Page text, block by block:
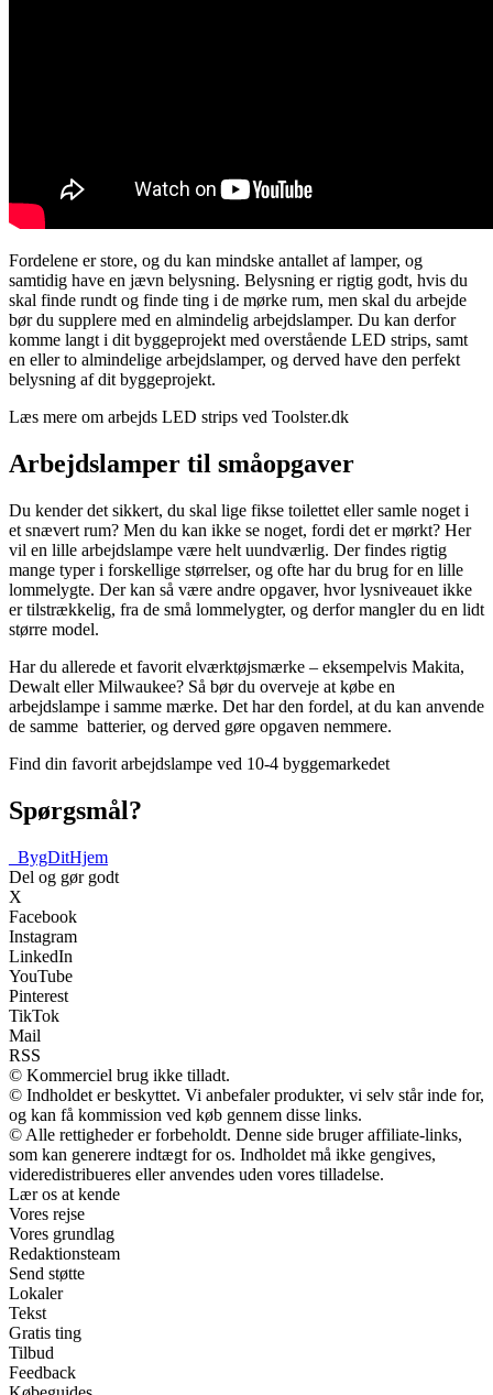
Fordelene er store, og du kan mindske antallet af lamper, og
samtidig have en jævn belysning. Belysning er rigtig godt, hvis du
skal finde rundt og finde ting i de mørke rum, men skal du arbejde
bør du supplere med en almindelig arbejdslamper. Du kan derfor
komme langt i dit byggeprojekt med overstående LED strips, samt
en eller to almindelige arbejdslamper, og derved have den perfekt
belysning af dit byggeprojekt.
Læs mere om arbejds LED strips ved Toolster.dk
Arbejdslamper til småopgaver
Du kender det sikkert, du skal lige fikse toilettet eller samle noget i
et snævert rum? Men du kan ikke se noget, fordi det er mørkt? Her
vil en lille arbejdslampe være helt uundværlig. Der findes rigtig
mange typer i forskellige størrelser, og ofte har du brug for en lille
lommelygte. Der kan så være andre opgaver, hvor lysniveauet ikke
er tilstrækkelig, fra de små lommelygter, og derfor mangler du en lidt
større model.
Har du allerede et favorit elværktøjsmærke – eksempelvis Makita,
Dewalt eller Milwaukee? Så bør du overveje at købe en
arbejdslampe i samme mærke. Det har den fordel, at du kan anvende
de samme batterier, og derved gøre opgaven nemmere.
Find din favorit arbejdslampe ved 10-4 byggemarkedet
Spørgsmål?
BygDitHjem
Del og gør godt
X
Facebook
Instagram
LinkedIn
YouTube
Pinterest
TikTok
Mail
RSS
© Kommerciel brug ikke tilladt.
© Indholdet er beskyttet. Vi anbefaler produkter, vi selv står inde for,
og kan få kommission ved køb gennem disse links.
© Alle rettigheder er forbeholdt. Denne side bruger affiliate-links,
som kan generere indtægt for os. Indholdet må ikke gengives,
videredistribueres eller anvendes uden vores tilladelse.
Lær os at kende
Vores rejse
Vores grundlag
Redaktionsteam
Send støtte
Lokaler
Tekst
Gratis ting
Tilbud
Feedback